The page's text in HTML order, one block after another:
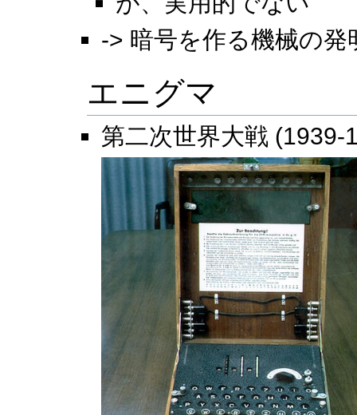
-> 暗号を作る機械の発
エニグマ
第二次世界大戦